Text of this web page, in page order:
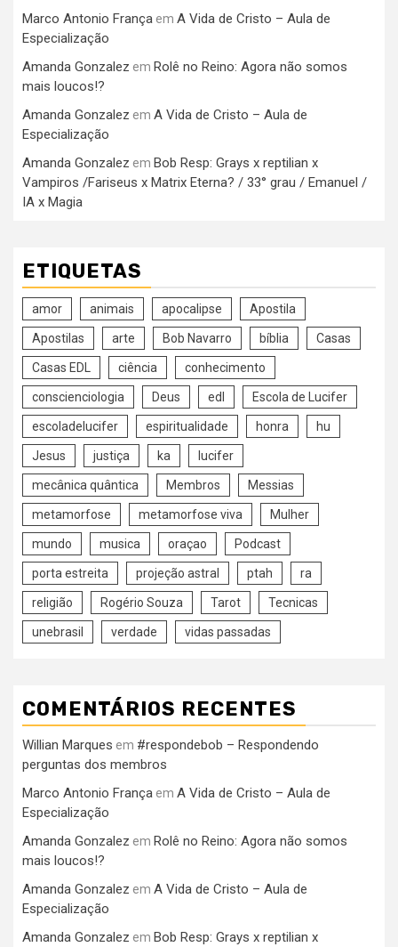
Marco Antonio França em A Vida de Cristo – Aula de
Especialização
Amanda Gonzalez em Rolê no Reino: Agora não somos
mais loucos!?
Amanda Gonzalez em A Vida de Cristo – Aula de
Especialização
Amanda Gonzalez em Bob Resp: Grays x reptilian x
Vampiros /Fariseus x Matrix Eterna? / 33° grau / Emanuel /
IA x Magia
ETIQUETAS
amor animais apocalipse Apostila
Apostilas arte Bob Navarro bíblia Casas
Casas EDL ciência conhecimento
conscienciologia Deus edl Escola de Lucifer
escoladelucifer espiritualidade honra hu
Jesus justiça ka lucifer
mecânica quântica Membros Messias
metamorfose metamorfose viva Mulher
mundo musica oraçao Podcast
porta estreita projeção astral ptah ra
religião Rogério Souza Tarot Tecnicas
unebrasil verdade vidas passadas
COMENTÁRIOS RECENTES
Willian Marques em #respondebob – Respondendo
perguntas dos membros
Marco Antonio França em A Vida de Cristo – Aula de
Especialização
Amanda Gonzalez em Rolê no Reino: Agora não somos
mais loucos!?
Amanda Gonzalez em A Vida de Cristo – Aula de
Especialização
Amanda Gonzalez em Bob Resp: Grays x reptilian x